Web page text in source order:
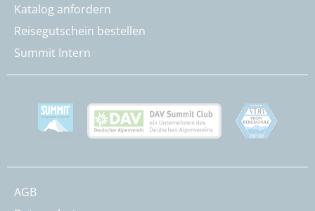
Katalog anfordern
Reisegutschein bestellen
Summit Intern
AGB